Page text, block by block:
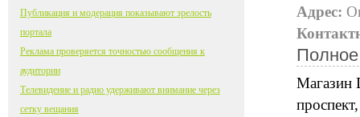
Адрес:
Магазин
Публикация и модерация показывают зрелость
портала
Реклама проверяется точностью сообщения к
аудитории
Телевидение и радио удерживают внимание через
сетку вещания